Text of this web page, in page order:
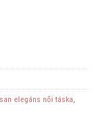
mennyiség
elegáns női táska,